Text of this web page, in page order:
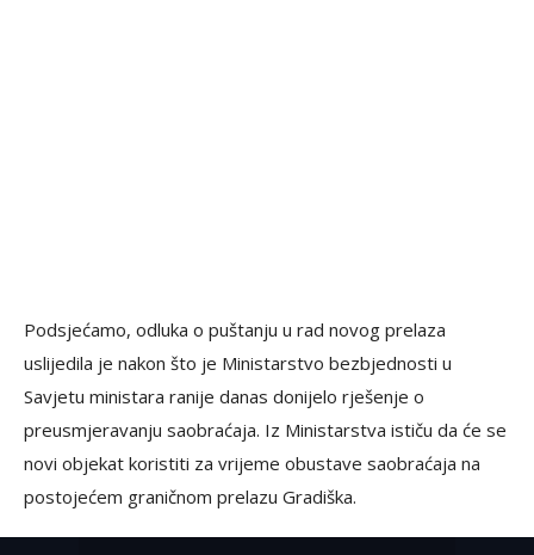
Podsjećamo, odluka o puštanju u rad novog prelaza
uslijedila je nakon što je Ministarstvo bezbjednosti u
Savjetu ministara ranije danas donijelo rješenje o
preusmjeravanju saobraćaja. Iz Ministarstva ističu da će se
novi objekat koristiti za vrijeme obustave saobraćaja na
postojećem graničnom prelazu Gradiška.